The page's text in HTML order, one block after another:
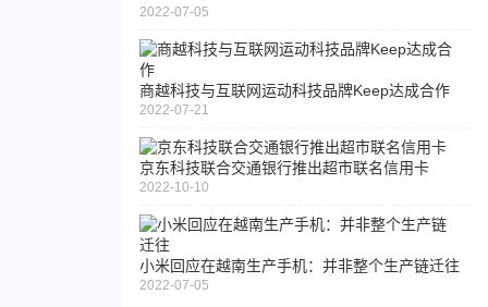
2022-07-05
商越科技与互联网运动科技品牌Keep达成合作
2022-07-21
京东科技联合交通银行推出超市联名信用卡
2022-10-10
小米回应在越南生产手机：并非整个生产链迁往
2022-07-05